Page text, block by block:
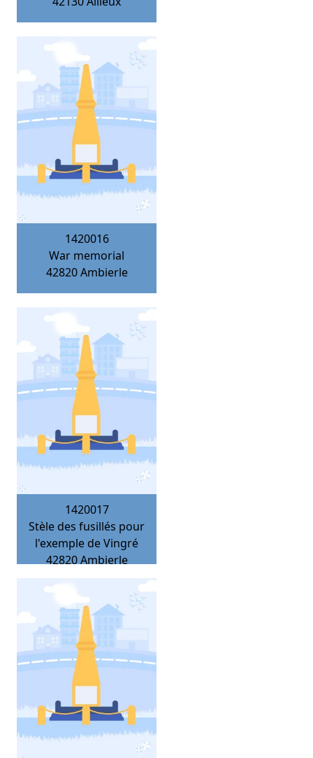
1420016
War memorial
42820 Ambierle
1420017
Stèle des fusillés pour
l'exemple de Vingré
42820 Ambierle